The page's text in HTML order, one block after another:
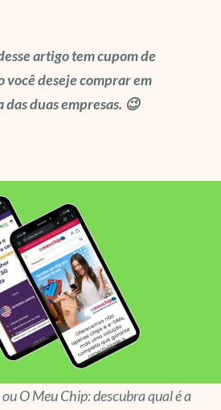
artigo tem cupom de
você deseje comprar em
das duasempresas. 😉
O Meu Chip: descubra qual é a